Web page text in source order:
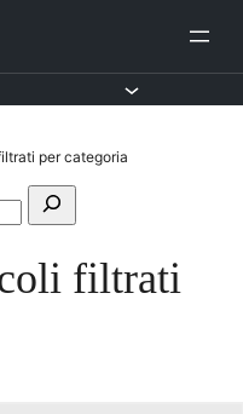
per categoria
Cerca
forumfiltrati